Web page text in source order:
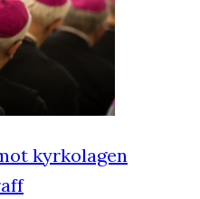
kyrkolagen